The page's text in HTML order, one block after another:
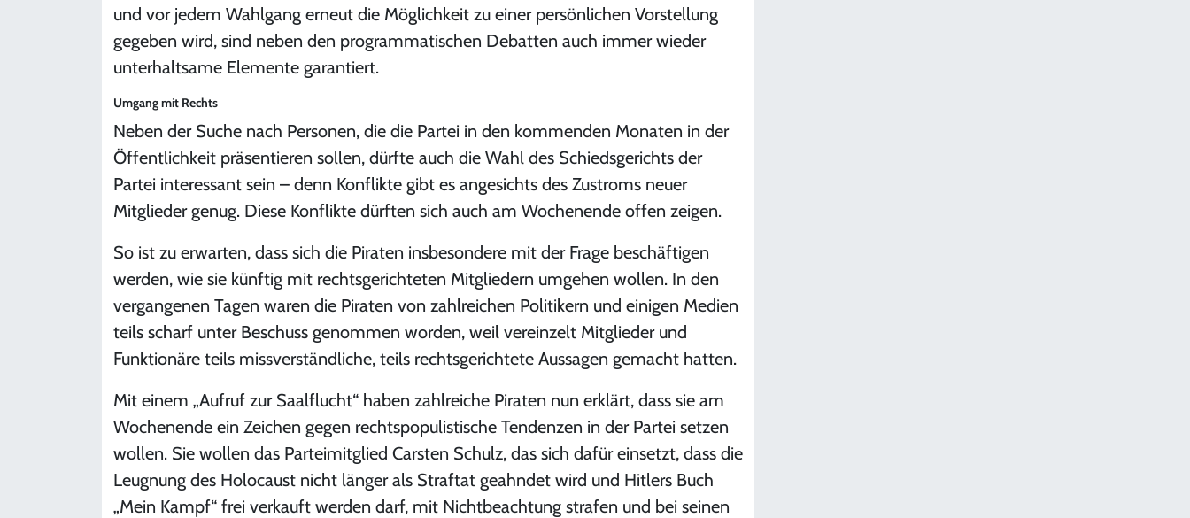
und vor jedem Wahlgang erneut die Möglichkeit zu einer persönlichen Vorstellung
gegeben wird, sind neben den programmatischen Debatten auch immer wieder
unterhaltsame Elemente garantiert.
Umgang mit Rechts
Neben der Suche nach Personen, die die Partei in den kommenden Monaten in der
Öffentlichkeit präsentieren sollen, dürfte auch die Wahl des Schiedsgerichts der
Partei interessant sein – denn Konflikte gibt es angesichts des Zustroms neuer
Mitglieder genug. Diese Konflikte dürften sich auch am Wochenende offen zeigen.
So ist zu erwarten, dass sich die Piraten insbesondere mit der Frage beschäftigen
werden, wie sie künftig mit rechtsgerichteten Mitgliedern umgehen wollen. In den
vergangenen Tagen waren die Piraten von zahlreichen Politikern und einigen Medien
teils scharf unter Beschuss genommen worden, weil vereinzelt Mitglieder und
Funktionäre teils missverständliche, teils rechtsgerichtete Aussagen gemacht hatten.
Mit einem „Aufruf zur Saalflucht“ haben zahlreiche Piraten nun erklärt, dass sie am
Wochenende ein Zeichen gegen rechtspopulistische Tendenzen in der Partei setzen
wollen. Sie wollen das Parteimitglied Carsten Schulz, das sich dafür einsetzt, dass die
Leugnung des Holocaust nicht länger als Straftat geahndet wird und Hitlers Buch
„Mein Kampf“ frei verkauft werden darf, mit Nichtbeachtung strafen und bei seinen